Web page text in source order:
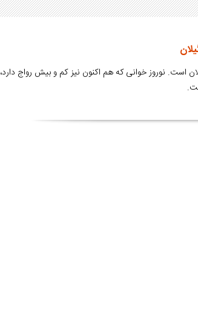
است. نوروز خوانی که هم اکنون نیز کم و بیش رواج دارد،